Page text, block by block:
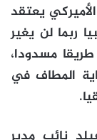
يعتقد
ربما لن يغير
مسدودا،
المطاف في